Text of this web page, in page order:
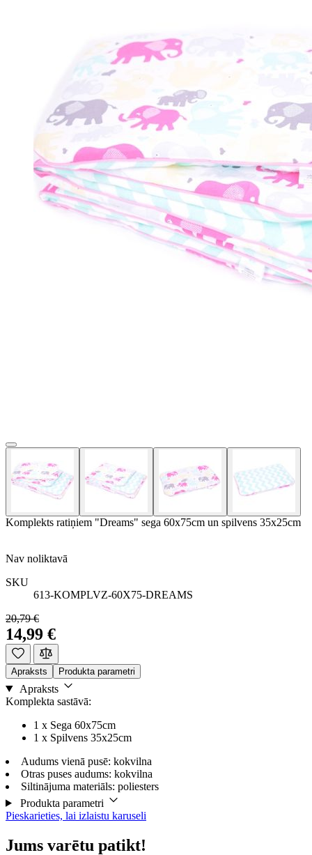
Komplekts ratiņiem "Dreams" sega 60x75cm un spilvens 35x25cm
Nav noliktavā
SKU
613-KOMPLVZ-60X75-DREAMS
20,79 €
14,99 €
Apraksts Produkta parametri
Apraksts
Komplekta sastāvā:
1 x Sega 60x75cm
1 x Spilvens 35x25cm
Audums vienā pusē: kokvilna
Otras puses audums: kokvilna
Siltinājuma materiāls: poliesters
Produkta parametri
Pieskarieties, lai izlaistu karuseli
Jums varētu patikt!